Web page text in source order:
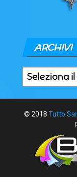
ARCHIVI
Archivi
© 2018 Tutto